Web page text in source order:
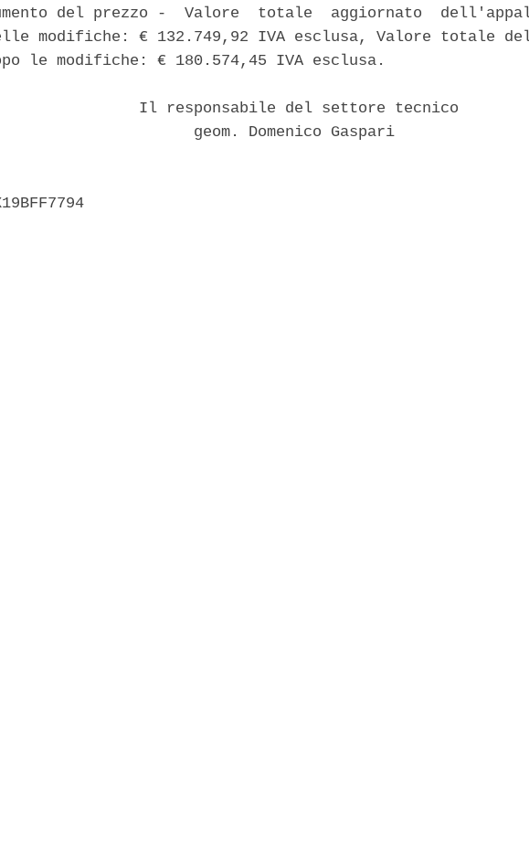
del prezzo -  Valore  totale  aggiornato
modifiche: € 132.749,92 IVA esclusa, Valore totale
le modifiche: € 180.574,45 IVA esclusa.
Il responsabile del settore tecnico
geom. Domenico Gaspari